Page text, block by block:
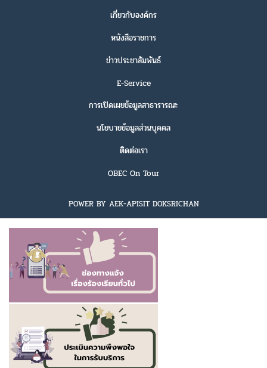
เกี่ยวกับองค์กร
หนังสือราชการ
ข่าวประชาสัมพันธ์
E-Service
การเปิดเผยข้อมูลสาธารารณะ
นโยบายข้อมูลส่วนบุคคล
ติดต่อเรา
OBEC On Tour
POWER BY AEK-APISIT DOKSRICHAN